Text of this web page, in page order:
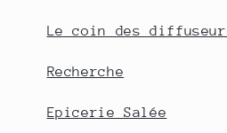
Le coin des
Recherche
Epicerie Salée